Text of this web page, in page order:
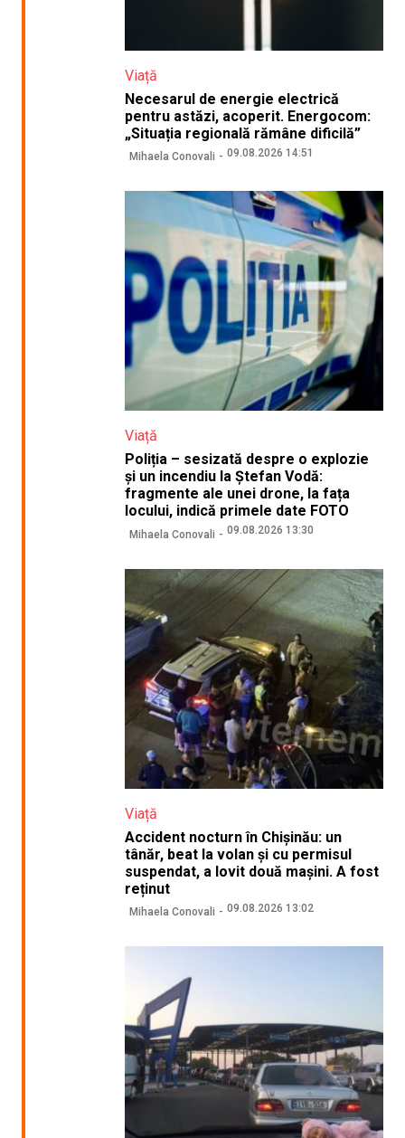
Viață
Necesarul de energie electrică
pentru astăzi, acoperit. Energocom:
„Situația regională rămâne dificilă”
Mihaela Conovali 09.08.2026 14:51
Viață
Poliția – sesizată despre o explozie
și un incendiu la Ștefan Vodă:
fragmente ale unei drone, la fața
locului, indică primele date FOTO
Mihaela Conovali 09.08.2026 13:30
Viață
Accident nocturn în Chișinău: un
tânăr, beat la volan și cu permisul
suspendat, a lovit două mașini. A fost
reținut
Mihaela Conovali 09.08.2026 13:02